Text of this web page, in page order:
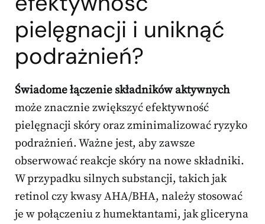
pielęgnacji i uniknąć
podrażnień?
Świadome łączenie składników aktywnych
może znacznie zwiększyć efektywność
pielęgnacji skóry oraz zminimalizować ryzyko
podrażnień. Ważne jest, aby zawsze
obserwować reakcje skóry na nowe składniki.
W przypadku silnych substancji, takich jak
retinol czy kwasy AHA/BHA, należy stosować
je w połączeniu z humektantami, jak gliceryna